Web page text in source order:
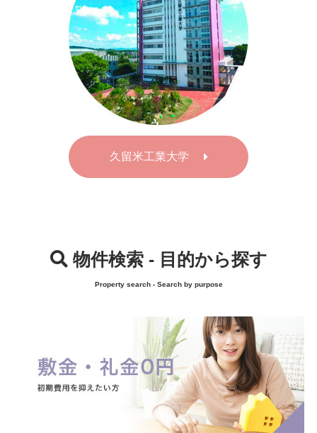
久留米工業大学
物件検索 - 目的から探す
Property search - Search by purpose